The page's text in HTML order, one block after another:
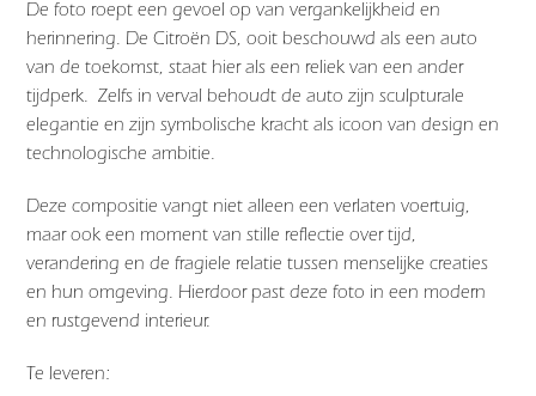
De foto roept een gevoel op van vergankelijkheid en
herinnering. De Citroën DS, ooit beschouwd als een auto
van de toekomst, staat hier als een reliek van een ander
tijdperk. Zelfs in verval behoudt de auto zijn sculpturale
elegantie en zijn symbolische kracht als icoon van design en
technologische ambitie.
Deze compositie vangt niet alleen een verlaten voertuig,
maar ook een moment van stille reflectie over tijd,
verandering en de fragiele relatie tussen menselijke creaties
en hun omgeving. Hierdoor past deze foto in een modern
en rustgevend interieur.
Te leveren: